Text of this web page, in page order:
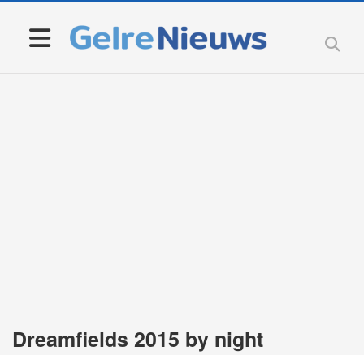
Dreamfields 2015 by night